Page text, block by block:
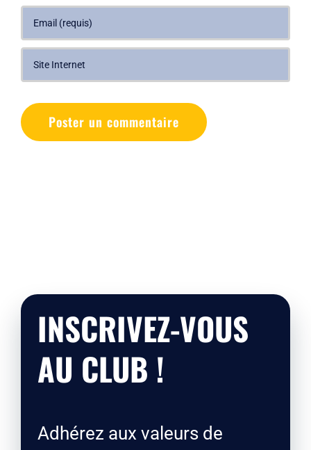
INSCRIVEZ-VOUS
AU CLUB !
Adhérez aux valeurs de